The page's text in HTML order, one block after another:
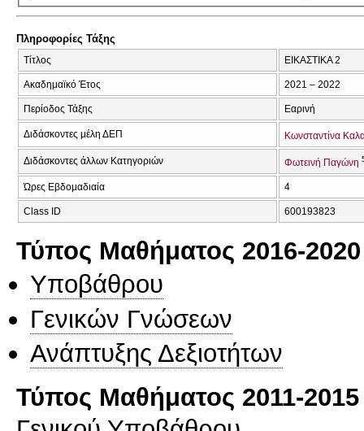
Πληροφορίες Τάξης
Τίτλος ΕΙΚΑΣΤΙΚΑ 2
Ακαδημαϊκό Έτος 2021 – 2022
Περίοδος Τάξης Εαρινή
Διδάσκοντες μέλη ΔΕΠ Κωνσταντίνα
Διδάσκοντες άλλων Κατηγοριών Φωτεινή Παγώνη
Ώρες Εβδομαδιαία 4
Class ID 600193823
Τύπος Μαθήματος 2016-2020
Υποβάθρου
Γενικών Γνώσεων
Ανάπτυξης Δεξιοτήτων
Τύπος Μαθήματος 2011-2015